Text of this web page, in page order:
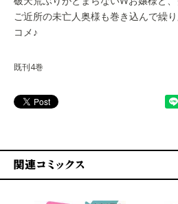
ご近所の未亡人奥様も巻き込んで繰
コメ♪
既刊4巻